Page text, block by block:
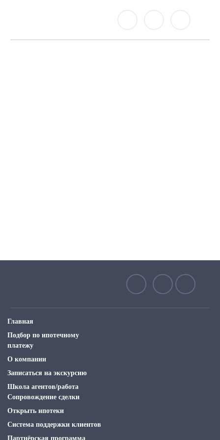
Главная
Подбор по ипотечному
платежу
О компании
Записаться на экскурсию
Школа агентов/работа
Сопровождение сделки
Открыть ипотеки
Система поддержки клиентов
Партнёрская программа